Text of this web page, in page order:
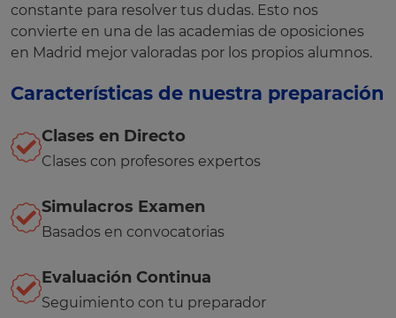
constante para resolver tus dudas. Esto nos
convierte en una de las academias de oposiciones
en Madrid mejor valoradas por los propios alumnos.
Características de nuestra preparación
Clases en Directo
Clases con profesores expertos
Simulacros Examen
Basados en convocatorias
Evaluación Continua
Seguimiento con tu preparador